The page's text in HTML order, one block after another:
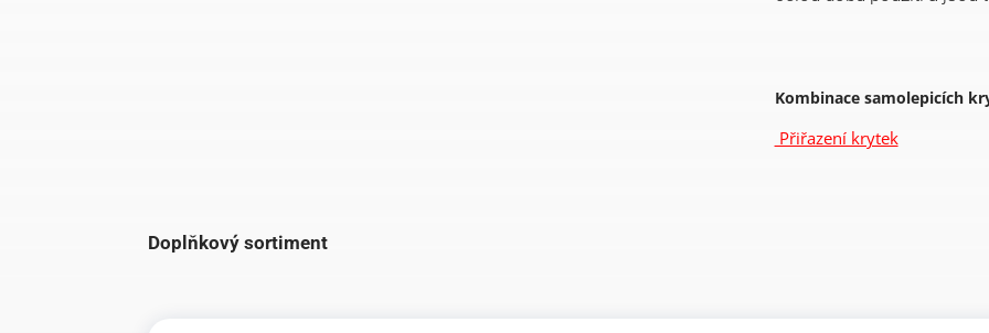
Kombinace samolepicích
Přiřazení krytek
Doplňkový sortiment